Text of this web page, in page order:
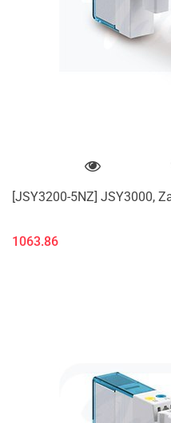
[JSY3200-5NZ] JSY3000,
1063.86